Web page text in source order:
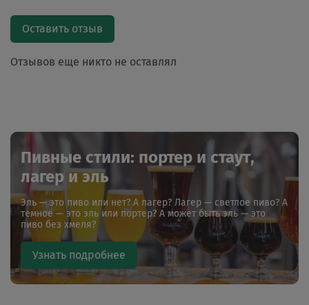
Отзывов еще никто не оставлял
Оставить отзыв
Пивные стили: портер и стаут,
лагер и эль
Эль — это пиво или нет? А лагер? Лагер — светлое пиво? А
темное — это эль или портер? А может быть эль — это
пиво без хмеля?
Узнать подробнее